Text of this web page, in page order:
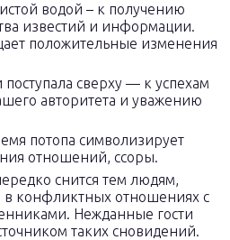
водой – к получению
известий и информации.
положительные изменения
поступала сверху — к успехам
авторитета и уважению
потопа символизирует
отношений, ссоры.
снится тем людям,
в конфликтных отношениях с
Нежданные гости
таких сновидений.